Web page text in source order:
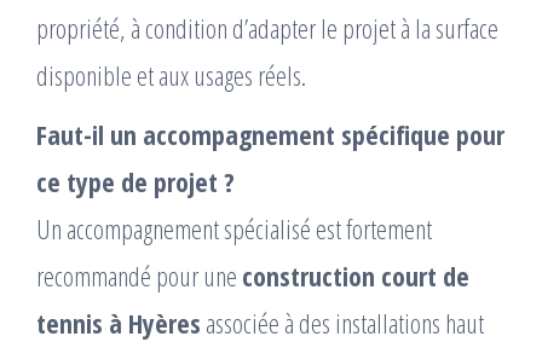
propriété, à condition d’adapter le projet à la surface
disponible et aux usages réels.
Faut-il un accompagnement spécifique pour
ce type de projet ?
Un accompagnement spécialisé est fortement
recommandé pour une construction court de
tennis à Hyères associée à des installations haut